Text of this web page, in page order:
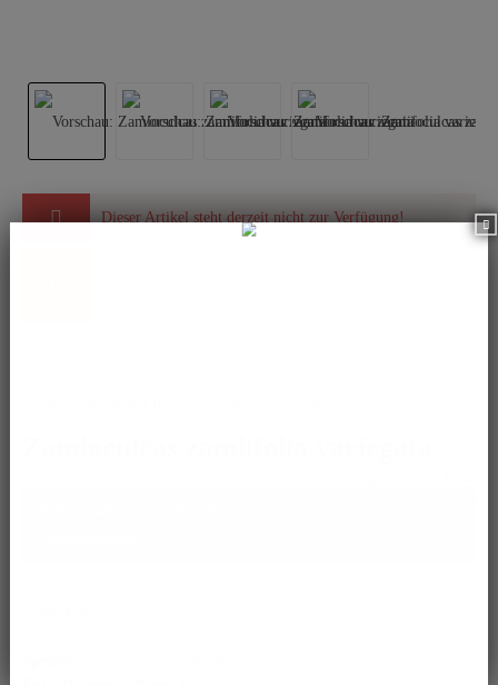
Dieser Artikel steht derzeit nicht zur Verfügung!